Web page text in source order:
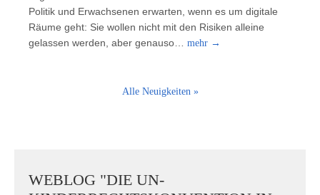
Politik und Erwachsenen erwarten, wenn es um digitale
Räume geht: Sie wollen nicht mit den Risiken alleine
gelassen werden, aber genauso… mehr →
Alle Neuigkeiten »
WEBLOG "DIE UN-